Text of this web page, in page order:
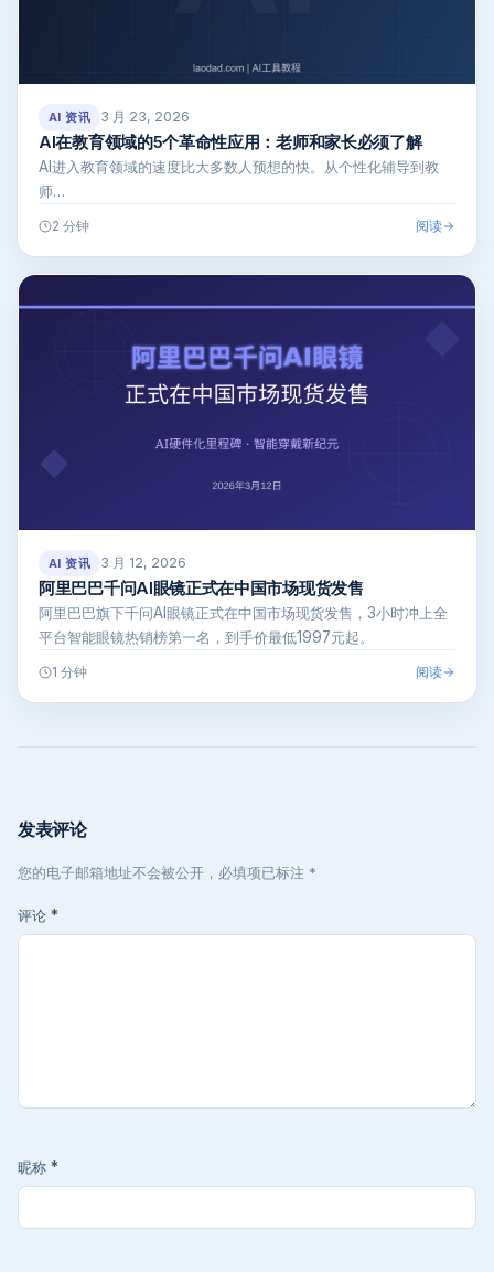
AI 资讯 3 月 23, 2026
AI在教育领域的5个革命性应用：老师和家长必须了解
AI进入教育领域的速度比大多数人预想的快。从个性化辅导到教
师…
2 分钟 阅读
AI 资讯 3 月 12, 2026
阿里巴巴千问AI眼镜正式在中国市场现货发售
阿里巴巴旗下千问AI眼镜正式在中国市场现货发售，3小时冲上全
平台智能眼镜热销榜第一名，到手价最低1997元起。
1 分钟 阅读
发表评论
您的电子邮箱地址不会被公开，必填项已标注 *
评论 *
昵称 *